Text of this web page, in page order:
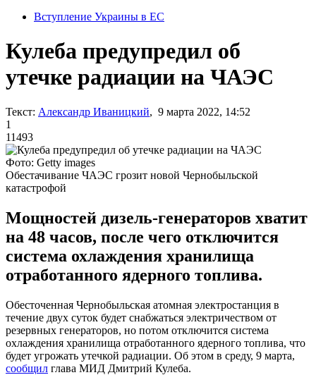
Вступление Украины в ЕС
Кулеба предупредил об
утечке радиации на ЧАЭС
Текст: Александр Иваницкий, 9 марта 2022, 14:52
1
11493
Фото: Getty images
Обестачивание ЧАЭС грозит новой Чернобыльской
катастрофой
Мощностей дизель-генераторов хватит
на 48 часов, после чего отключится
система охлаждения хранилища
отработанного ядерного топлива.
Обесточенная Чернобыльская атомная электростанция в
течение двух суток будет снабжаться электричеством от
резервных генераторов, но потом отключится система
охлаждения хранилища отработанного ядерного топлива, что
будет угрожать утечкой радиации. Об этом в среду, 9 марта,
сообщил глава МИД Дмитрий Кулеба.